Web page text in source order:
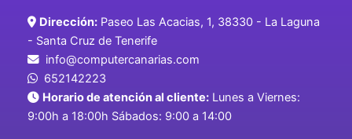
Dirección: Paseo Las Acacias, 1, 38330 - La Laguna
- Santa Cruz de Tenerife
info@computercanarias.com
652142223
Horario de atención al cliente: Lunes a Viernes:
9:00h a 18:00h Sábados: 9:00 a 14:00